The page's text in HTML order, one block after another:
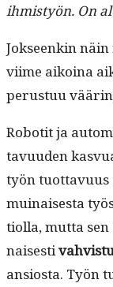
ihmistyön. On
Jok­seenkin
viime aikoina
perus­tuu
Robot­it ja
tavu­u­den
työn tuot­tavu­us
muinais­es­ta
ti­ol­la, mut­ta
nais­es­ti
ansios­ta. Työn